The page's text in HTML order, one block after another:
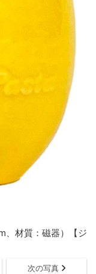
、材質：磁器）【ジ
次の写真